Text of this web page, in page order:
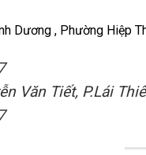
Dương , Phường Hiệp
Văn Tiết, P.Lái